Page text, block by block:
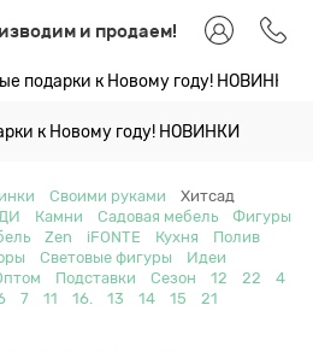
и продаем!
подарки к Новому году! НОВИНКИ
к Новому году! НОВИНКИ
Своими руками
Хитсад
Камни Садовая мебель
Фигуры
Zen iFONTE Кухня
Полив
Световые фигуры
Идеи
Подставки Сезон 12 22
4
7 11 16. 13 14 15 21